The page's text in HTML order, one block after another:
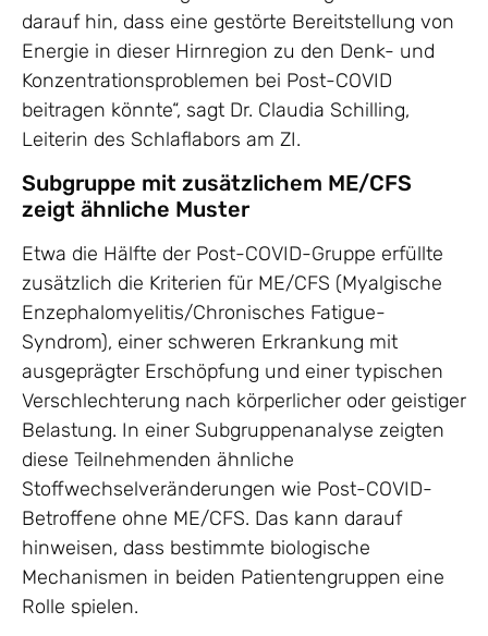
darauf hin, dass eine gestörte Bereitstellung von
Energie in dieser Hirnregion zu den Denk- und
Konzentrationsproblemen bei Post-COVID
beitragen könnte“, sagt Dr. Claudia Schilling,
Leiterin des Schlaflabors am ZI.
Subgruppe mit zusätzlichem ME/CFS
zeigt ähnliche Muster
Etwa die Hälfte der Post-COVID-Gruppe erfüllte
zusätzlich die Kriterien für ME/CFS (Myalgische
Enzephalomyelitis/Chronisches Fatigue-
Syndrom), einer schweren Erkrankung mit
ausgeprägter Erschöpfung und einer typischen
Verschlechterung nach körperlicher oder geistiger
Belastung. In einer Subgruppenanalyse zeigten
diese Teilnehmenden ähnliche
Stoffwechselveränderungen wie Post-COVID-
Betroffene ohne ME/CFS. Das kann darauf
hinweisen, dass bestimmte biologische
Mechanismen in beiden Patientengruppen eine
Rolle spielen.